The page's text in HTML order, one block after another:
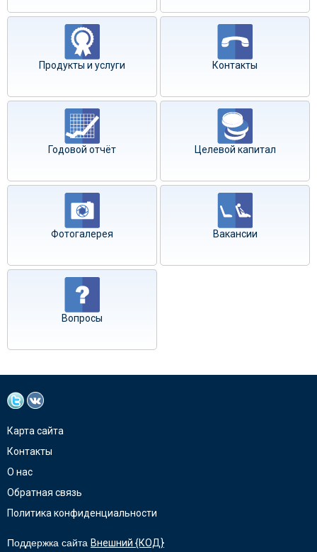
Продукты и услуги Контакты
Годовой отчёт Целевой капитал
Фотогалерея Вакансии
Вопросы
Карта сайта
Контакты
О нас
Обратная связь
Политика конфиденциальности
Поддержка сайта Внешний {КОД}